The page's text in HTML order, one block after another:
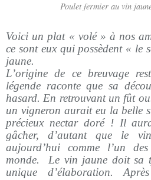
Poulet fermier au vin
Voici un plat « volé » à nos
ce sont eux qui possèdent « le
jaune.
L’origine de ce breuvage
légende raconte que sa
hasard. En retrouvant un fût
un vigneron aurait eu la belle
précieux nectar doré ! Il
gâcher, d’autant que le
aujourd’hui comme l’un
monde. Le vin jaune doit sa
unique d’élaboration.